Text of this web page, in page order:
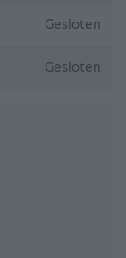
Gesloten
Gesloten